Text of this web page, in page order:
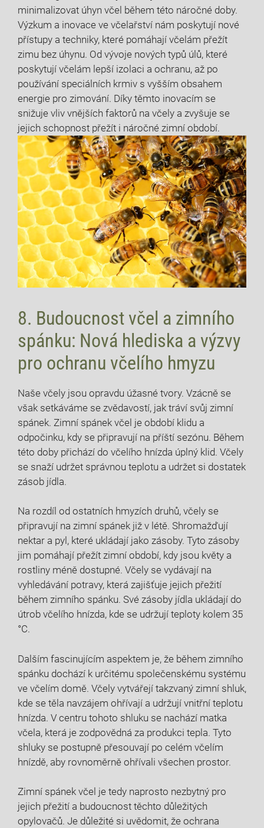
minimalizovat úhyn včel během této náročné doby.
Výzkum a inovace ve včelařství nám poskytují nové
přístupy a techniky, které pomáhají včelám přežít
zimu bez úhynu. Od vývoje nových typů úlů, které
poskytují včelám lepší izolaci a ochranu, až po
používání speciálních krmiv s vyšším obsahem
energie pro zimování. Díky těmto inovacím se
snižuje vliv vnějších faktorů na včely a zvyšuje se
jejich schopnost přežít i náročné zimní období.
8. Budoucnost včel a zimního
spánku: Nová hlediska a výzvy
pro ochranu včelího hmyzu
Naše včely jsou opravdu úžasné tvory. Vzácně se
však setkáváme se zvědavostí, jak tráví svůj zimní
spánek. Zimní spánek včel je období klidu a
odpočinku, kdy se připravují na příští sezónu. Během
této doby přichází do včelího hnízda úplný klid. Včely
se snaží udržet správnou teplotu a udržet si dostatek
zásob jídla.
Na rozdíl od ostatních hmyzích druhů, včely se
připravují na zimní spánek již v létě. Shromažďují
nektar a pyl, které ukládají jako zásoby. Tyto zásoby
jim pomáhají přežít zimní období, kdy jsou květy a
rostliny méně dostupné. Včely se vydávají na
vyhledávání potravy, která zajišťuje jejich přežití
během zimního spánku. Své zásoby jídla ukládají do
útrob včelího hnízda, kde se udržují teploty kolem 35
°C.
Dalším fascinujícím aspektem je, že během zimního
spánku dochází k určitému společenskému systému
ve včelím domě. Včely vytvářejí takzvaný zimní shluk,
kde se těla navzájem ohřívají a udržují vnitřní teplotu
hnízda. V centru tohoto shluku se nachází matka
včela, která je zodpovědná za produkci tepla. Tyto
shluky se postupně přesouvají po celém včelím
hnízdě, aby rovnoměrně ohřívali všechen prostor.
Zimní spánek včel je tedy naprosto nezbytný pro
jejich přežití a budoucnost těchto důležitých
opylovačů. Je důležité si uvědomit, že ochrana